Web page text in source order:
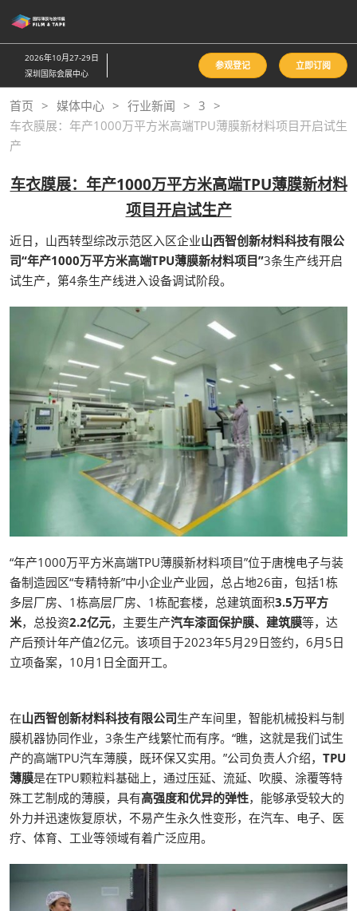
接
跳
至
内
容
2026年10月27-29日
深圳国际会展中心
参观登记 立即订阅
首页 媒体中心 行业新闻
3
车衣膜展：年产1000万平方米高端TPU薄膜新材料项目开启试生
产
车衣膜展：年产1000万平方米高端TPU薄膜新材料
项目开启试生产
近日，山西转型综改示范区入区企业山西智创新材料科技有限公
司“年产1000万平方米高端TPU薄膜新材料项目”3条生产线开启
试生产，第4条生产线进入设备调试阶段。
“年产1000万平方米高端TPU薄膜新材料项目”位于唐槐电子与装
备制造园区“专精特新”中小企业产业园，总占地26亩，包括1栋
多层厂房、1栋高层厂房、1栋配套楼，总建筑面积3.5万平方
米，总投资2.2亿元，主要生产汽车漆面保护膜、建筑膜等，达
产后预计年产值2亿元。该项目于2023年5月29日签约，6月5日
立项备案，10月1日全面开工。
在山西智创新材料科技有限公司生产车间里，智能机械投料与制
膜机器协同作业，3条生产线繁忙而有序。“瞧，这就是我们试生
产的高端TPU汽车薄膜，既环保又实用。”公司负责人介绍， TPU
薄膜是在TPU颗粒料基础上，通过压延、流延、吹膜、涂覆等特
殊工艺制成的薄膜，具有高强度和优异的弹性，能够承受较大的
外力并迅速恢复原状，不易产生永久性变形，在汽车、电子、医
疗、体育、工业等领域有着广泛应用。